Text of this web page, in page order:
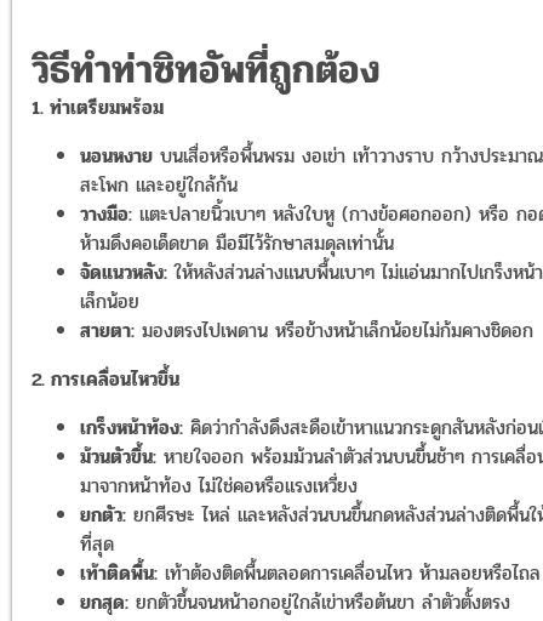
วิธีทำท่าซิทอัพที่ถูกต้อง
1. ท่าเตรียมพร้อม
นอนหงาย บนเสื่อหรือพื้นพรม งอเข่า เท้าวางราบ กว้างประมาณ
สะโพก และอยู่ใกล้ก้น
วางมือ: แตะปลายนิ้วเบาๆ หลังใบหู (กางข้อศอกออก) หรือ ก
ห้ามดึงคอเด็ดขาด มือมีไว้รักษาสมดุลเท่านั้น
จัดแนวหลัง: ให้หลังส่วนล่างแนบพื้นเบาๆ ไม่แอ่นมากไปเกร็งหน้
เล็กน้อย
สายตา: มองตรงไปเพดาน หรือข้างหน้าเล็กน้อยไม่ก้มคางชิดอก
2. การเคลื่อนไหวขึ้น
เกร็งหน้าท้อง: คิดว่ากำลังดึงสะดือเข้าหาแนวกระดูกสันหลังก่อน
ม้วนตัวขึ้น: หายใจออก พร้อมม้วนลำตัวส่วนบนขึ้นช้าๆ การเคลื่อ
มาจากหน้าท้อง ไม่ใช่คอหรือแรงเหวี่ยง
ยกตัว: ยกศีรษะ ไหล่ และหลังส่วนบนขึ้นกดหลังส่วนล่างติดพื้นใ
ที่สุด
เท้าติดพื้น: เท้าต้องติดพื้นตลอดการเคลื่อนไหว ห้ามลอยหรือไถล
ยกสุด: ยกตัวขึ้นจนหน้าอกอยู่ใกล้เข่าหรือต้นขา ลำตัวตั้งตรง